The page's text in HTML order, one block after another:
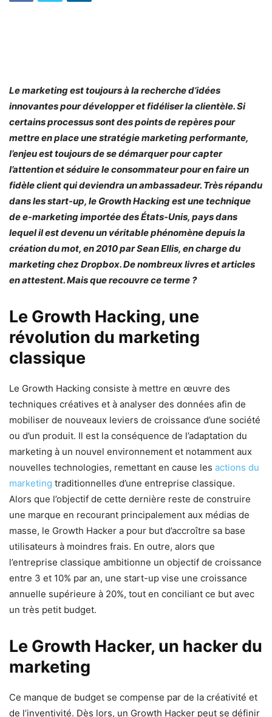
Le marketing est toujours à la recherche d’idées
innovantes pour développer et fidéliser la clientèle. Si
certains processus sont des points de repères pour
mettre en place une stratégie marketing performante,
l’enjeu est toujours de se démarquer pour capter
l’attention et séduire le consommateur pour en faire un
fidèle client qui deviendra un ambassadeur. Très répandu
dans les start-up, le Growth Hacking est une technique
de e-marketing importée des États-Unis, pays dans
lequel il est devenu un véritable phénomène depuis la
création du mot, en 2010 par Sean Ellis, en charge du
marketing chez Dropbox. De nombreux livres et articles
en attestent. Mais que recouvre ce terme ?
Le Growth Hacking, une
révolution du marketing
classique
Le Growth Hacking consiste à mettre en œuvre des
techniques créatives et à analyser des données afin de
mobiliser de nouveaux leviers de croissance d’une société
ou d’un produit. Il est la conséquence de l’adaptation du
marketing à un nouvel environnement et notamment aux
nouvelles technologies, remettant en cause les actions du
marketing traditionnelles d’une entreprise classique.
Alors que l’objectif de cette dernière reste de construire
une marque en recourant principalement aux médias de
masse, le Growth Hacker a pour but d’accroître sa base
utilisateurs à moindres frais. En outre, alors que
l’entreprise classique ambitionne un objectif de croissance
entre 3 et 10% par an, une start-up vise une croissance
annuelle supérieure à 20%, tout en conciliant ce but avec
un très petit budget.
Le Growth Hacker, un hacker du
marketing
Ce manque de budget se compense par de la créativité et
de l’inventivité. Dès lors, un Growth Hacker peut se définir